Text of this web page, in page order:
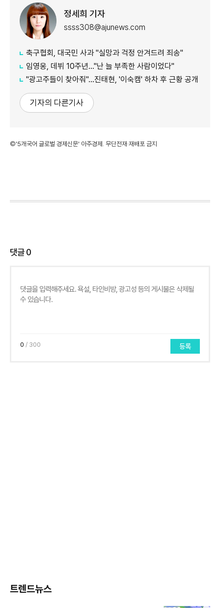
정세희 기자
ssss308@ajunews.com
축구협회, 대국민 사과 "실망과 걱정 안겨드려 죄송"
임영웅, 데뷔 10주년…"난 늘 부족한 사람이었다"
"광고주들이 찾아줘"…진태현, '이숙캠' 하차 후 근황 공개
기자의 다른기사
©'5개국어 글로벌 경제신문' 아주경제. 무단전재·재배포 금지
댓글0
0 / 300 등록
트렌드뉴스